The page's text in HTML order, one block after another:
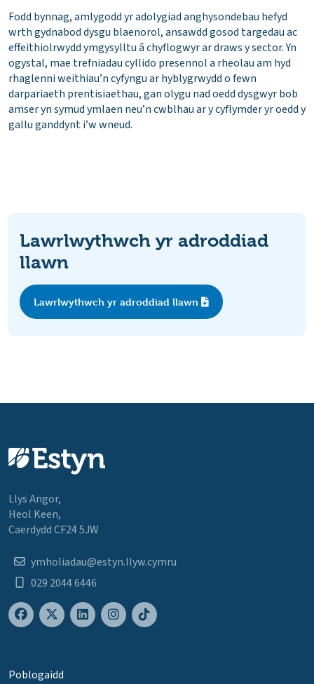
Fodd bynnag, amlygodd yr adolygiad anghysondebau hefyd
wrth gydnabod dysgu blaenorol, ansawdd gosod targedau ac
effeithiolrwydd ymgysylltu â chyflogwyr ar draws y sector. Yn
ogystal, mae trefniadau cyllido presennol a rheolau am hyd
rhaglenni weithiau’n cyfyngu ar hyblygrwydd o fewn
darpariaeth prentisiaethau, gan olygu nad oedd dysgwyr bob
amser yn symud ymlaen neu’n cwblhau ar y cyflymder yr oedd y
gallu ganddynt i’w wneud.
Lawrlwythwch yr adroddiad
llawn
Lawrlwythwch yr adroddiad llawn
Llys Angor,
Heol Keen,
Caerdydd CF24 5JW
ymholiadau@estyn.llyw.cymru
029 2044 6446
Poblogaidd